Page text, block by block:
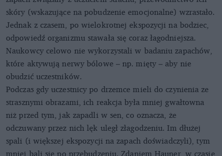
skóry (wskazujące na pobudzenie emocjonalne) wzrastało.
Jednak z czasem, po wielokrotnej ekspozycji na bodziec,
odpowiedź organizmu stawała się coraz łagodniejsza.
Naukowcy celowo nie wykorzystali w badaniu zapachów,
które aktywują nerwy bólowe – np. mięty – aby nie
obudzić uczestników.
Podczas gdy uczestnicy po drzemce mieli do czynienia ze
strasznymi obrazami, ich reakcja była mniej gwałtowna
niż przed tym, jak zapadli w sen, co oznacza, że
odczuwany przez nich lęk uległ złagodzeniu. Im dłużej
spali (i większej ekspozycji na zapach doświadczyli), tym